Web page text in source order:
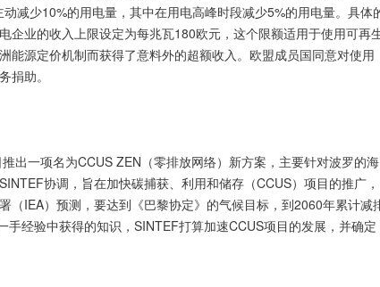
减少10%的用电量，其中在用电高峰时段减少5%的用电量。具体
企业的收入上限设定为每兆瓦180欧元，这个限额适用于使用可再
源定价机制而获得了意料外的超额收入。欧盟成员国同意对使用
捐助。
出一项名为CCUS ZEN（零排放网络）新方案，主要针对波罗的海
协调，旨在加快碳捕获、利用和储存（CCUS）项目的推广，
（IEA）预测，要达到《巴黎协定》的气候目标，到2060年累计减
经验中获得的知识，SINTEF打算加速CCUS项目的发展，并确定